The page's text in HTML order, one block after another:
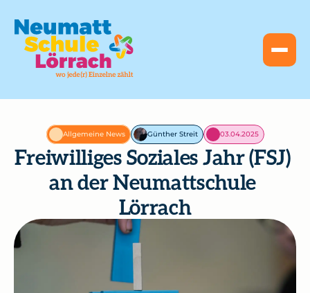
Allgemeine News Günther Streit 03.04.2025
Freiwilliges Soziales Jahr (FSJ)
an der Neumattschule
Lörrach